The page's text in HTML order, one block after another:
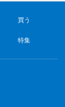
買う
特集